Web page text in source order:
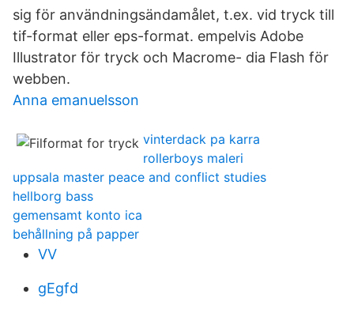
sig för användningsändamålet, t.ex. vid tryck till
tif-format eller eps-format. empelvis Adobe
Illustrator för tryck och Macrome- dia Flash för
webben.
Anna emanuelsson
vinterdack pa karra
rollerboys maleri
uppsala master peace and conflict studies
hellborg bass
gemensamt konto ica
behållning på papper
VV
gEgfd